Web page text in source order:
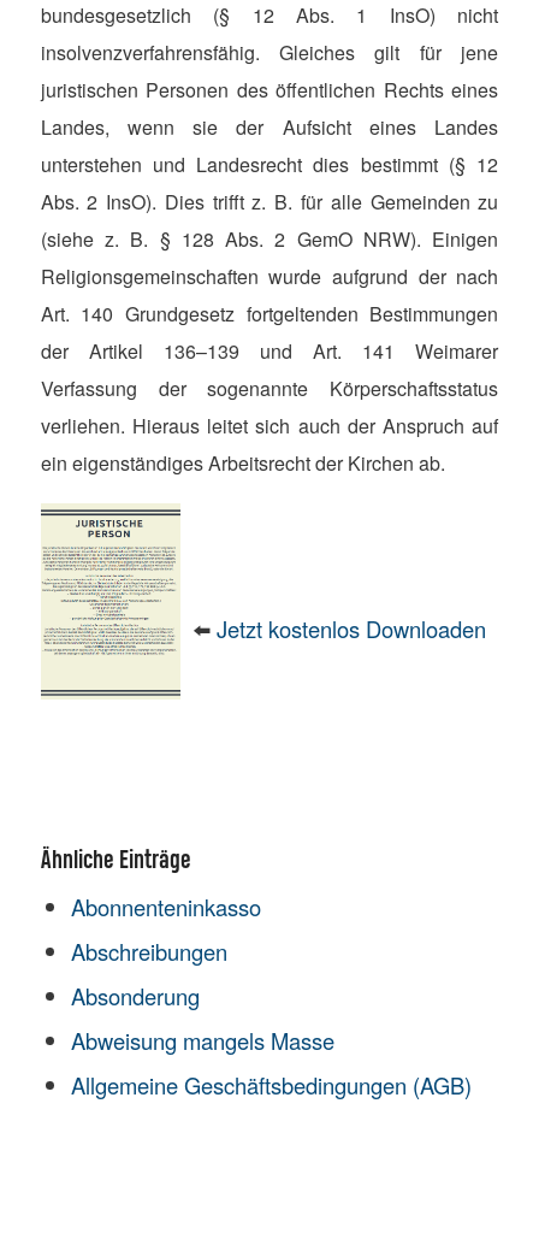
bundesgesetzlich (§ 12 Abs. 1 InsO) nicht
insolvenzverfahrensfähig. Gleiches gilt für jene
juristischen Personen des öffentlichen Rechts eines
Landes, wenn sie der Aufsicht eines Landes
unterstehen und Landesrecht dies bestimmt (§ 12
Abs. 2 InsO). Dies trifft z. B. für alle Gemeinden zu
(siehe z. B. § 128 Abs. 2 GemO NRW). Einigen
Religionsgemeinschaften wurde aufgrund der nach
Art. 140 Grundgesetz fortgeltenden Bestimmungen
der Artikel 136–139 und Art. 141 Weimarer
Verfassung der sogenannte Körperschaftsstatus
verliehen. Hieraus leitet sich auch der Anspruch auf
ein eigenständiges Arbeitsrecht der Kirchen ab.
⬅️Jetzt kostenlos Downloaden
Ähnliche Einträge
Abonnenteninkasso
Abschreibungen
Absonderung
Abweisung mangels Masse
Allgemeine Geschäftsbedingungen (AGB)